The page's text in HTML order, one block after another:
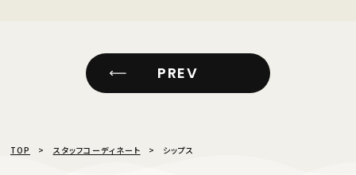
PREV
TOP スタッフコーディネート シップス